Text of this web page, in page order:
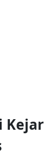
Kejar